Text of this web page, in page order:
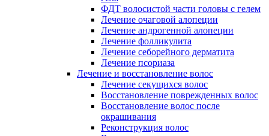
ФДТ волосистой части головы с гелем
Лечение очаговой алопеции
Лечение андрогенной алопеции
Лечение фолликулита
Лечение себорейного дерматита
Лечение псориаза
Лечение и восстановление волос
Лечение секущихся волос
Восстановление поврежденных волос
Восстановление волос после
окрашивания
Реконструкция волос